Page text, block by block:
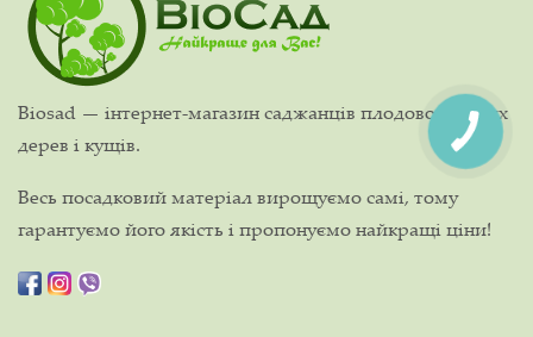
Biosad — інтернет-магазин саджанців плодово-ягідних
дерев і кущів.
Весь посадковий матеріал вирощуємо самі, тому
гарантуємо його якість і пропонуємо найкращі ціни!